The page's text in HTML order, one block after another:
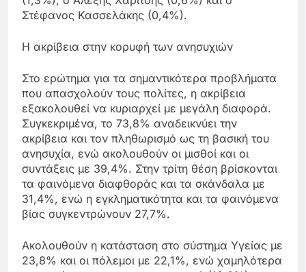
Στέφανος Κασσελάκης (0,4%).
Η ακρίβεια στην κορυφή των ανησυχιών
Στο ερώτημα για τα σημαντικότερα προβλήματα
που απασχολούν τους πολίτες, η ακρίβεια
εξακολουθεί να κυριαρχεί με μεγάλη διαφορά.
Συγκεκριμένα, το 73,8% αναδεικνύει την
ακρίβεια και τον πληθωρισμό ως τη βασική του
ανησυχία, ενώ ακολουθούν οι μισθοί και οι
συντάξεις με 39,4%. Στην τρίτη θέση βρίσκονται
τα φαινόμενα διαφθοράς και τα σκάνδαλα με
31,4%, ενώ η εγκληματικότητα και τα φαινόμενα
βίας συγκεντρώνουν 27,7%.
Ακολουθούν η κατάσταση στο σύστημα Υγείας με
23,8% και οι πόλεμοι με 22,1%, ενώ χαμηλότερα